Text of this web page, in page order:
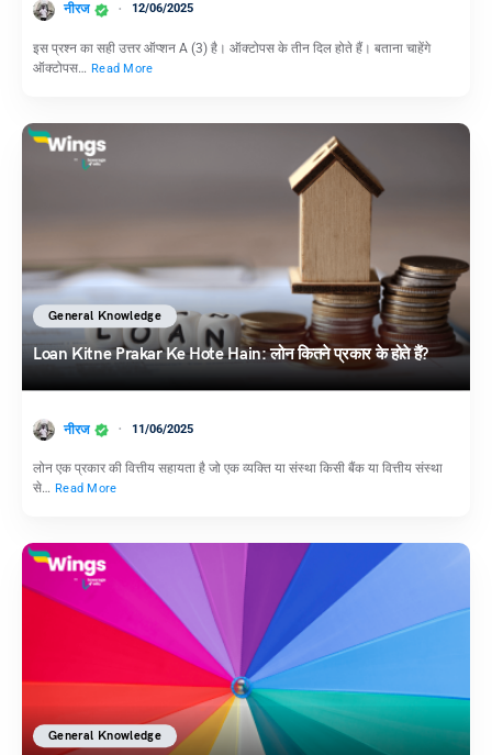
नीरज 12/06/2025
इस प्रश्न का सही उत्तर ऑप्शन A (3) है। ऑक्टोपस के तीन दिल होते हैं। बताना चाहेंगे
ऑक्टोपस… Read More
General Knowledge
Loan Kitne Prakar Ke Hote Hain: लोन कितने प्रकार के होते हैं?
नीरज 11/06/2025
लोन एक प्रकार की वित्तीय सहायता है जो एक व्यक्ति या संस्था किसी बैंक या वित्तीय संस्था
से… Read More
General Knowledge